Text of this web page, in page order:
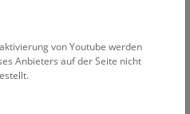
späterer Einlass möglich.
von Youtube werden
Anbieters auf der Seite nicht